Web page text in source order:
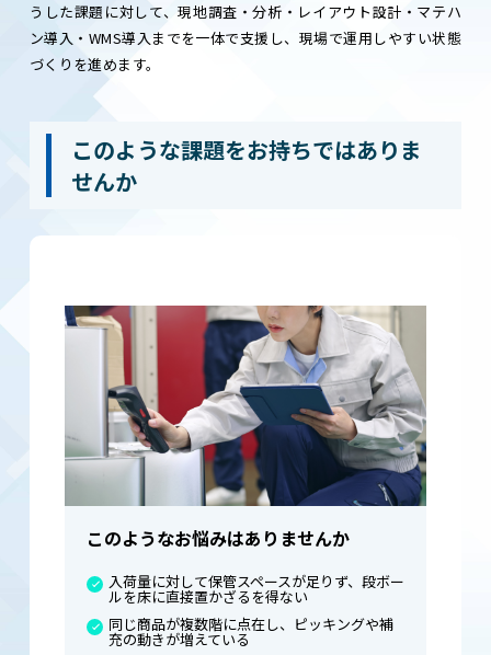
うした課題に対して、現地調査・分析・レイアウト設計・マテハ
ン導入・WMS導入までを一体で支援し、現場で運用しやすい状態
づくりを進めます。
このような課題をお持ちではありま
せんか
このようなお悩みはありませんか
入荷量に対して保管スペースが足りず、段ボー
ルを床に直接置かざるを得ない
同じ商品が複数階に点在し、ピッキングや補
充の動きが増えている